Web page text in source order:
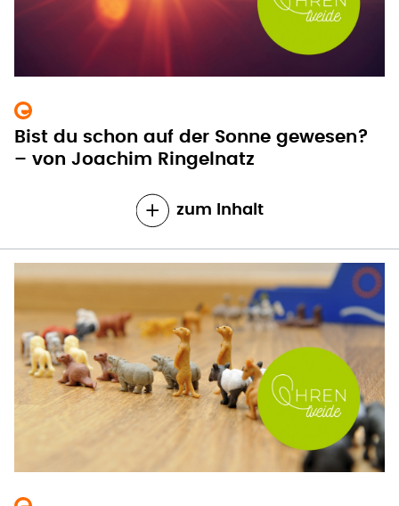
Bist du schon auf der Sonne gewesen?
– von Joachim Ringelnatz
zum Inhalt